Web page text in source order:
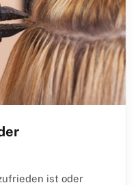
ist oder